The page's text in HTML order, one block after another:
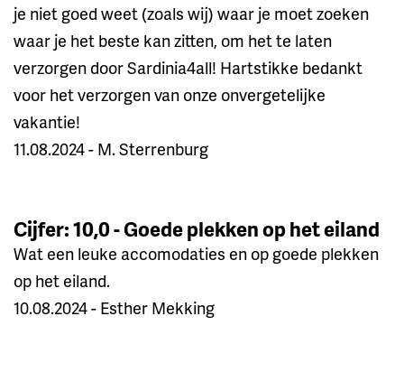
je niet goed weet (zoals wij) waar je moet zoeken
waar je het beste kan zitten, om het te laten
verzorgen door Sardinia4all! Hartstikke bedankt
voor het verzorgen van onze onvergetelijke
vakantie!
11.08.2024 - M. Sterrenburg
Cijfer: 10,0 - Goede plekken op het eiland
Wat een leuke accomodaties en op goede plekken
op het eiland.
10.08.2024 - Esther Mekking